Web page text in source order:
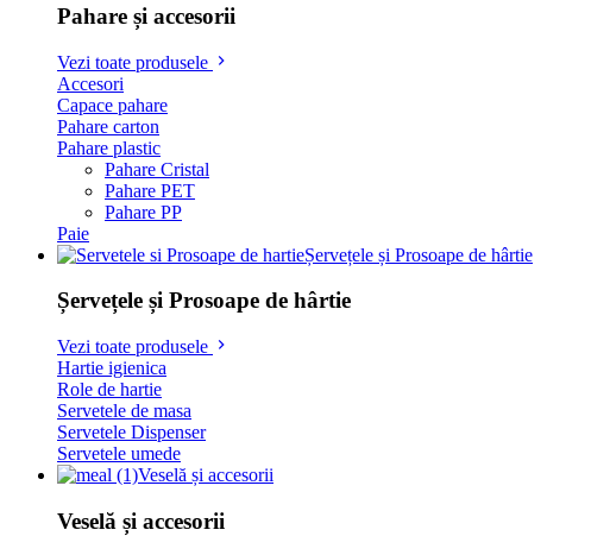
Pahare și accesorii
Vezi toate produsele
Accesori
Capace pahare
Pahare carton
Pahare plastic
Pahare Cristal
Pahare PET
Pahare PP
Paie
Șervețele și Prosoape de hârtie
Șervețele și Prosoape de hârtie
Vezi toate produsele
Hartie igienica
Role de hartie
Servetele de masa
Servetele Dispenser
Servetele umede
Veselă și accesorii
Veselă și accesorii